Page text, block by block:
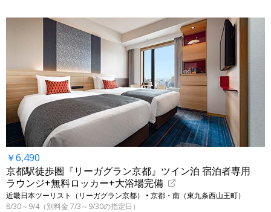
￥6,490
京都駅徒歩圏『リーガグラン京都』ツイン泊 宿泊者専用
ラウンジ+無料ロッカー+大浴場完備
近畿日本ツーリスト（リーガグラン京都） • 京都・南（東九条西山王町）
8/30～9/4（別料金 7/3～9/30の指定日）